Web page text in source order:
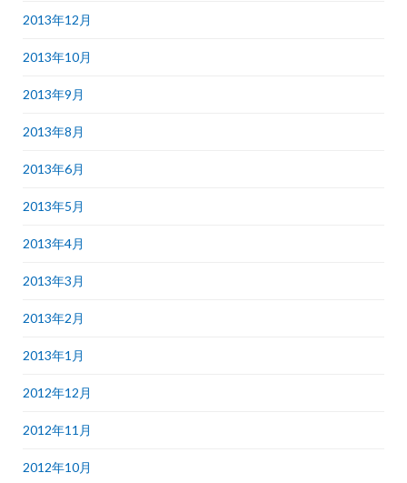
2013年12月
2013年10月
2013年9月
2013年8月
2013年6月
2013年5月
2013年4月
2013年3月
2013年2月
2013年1月
2012年12月
2012年11月
2012年10月